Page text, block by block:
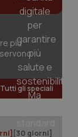
più
Tutti gli speciali
[30 giorni]